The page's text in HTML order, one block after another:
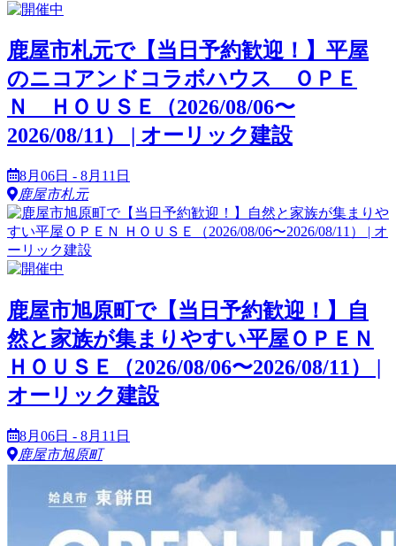
鹿屋市札元で【当日予約歓迎！】平屋
のニコアンドコラボハウス ＯＰＥ
Ｎ ＨＯＵＳＥ（2026/08/06〜
2026/08/11） | オーリック建設
8月06日 - 8月11日
鹿屋市札元
鹿屋市旭原町で【当日予約歓迎！】自
然と家族が集まりやすい平屋ＯＰＥＮ
ＨＯＵＳＥ（2026/08/06〜2026/08/11） |
オーリック建設
8月06日 - 8月11日
鹿屋市旭原町